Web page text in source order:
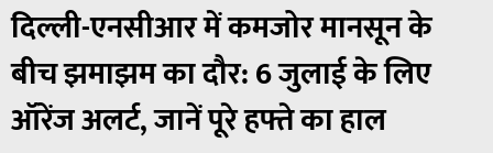
दिल्ली-एनसीआर में कमजोर मानसून के
बीच झमाझम का दौर: 6 जुलाई के लिए
ऑरेंज अलर्ट, जानें पूरे हफ्ते का हाल